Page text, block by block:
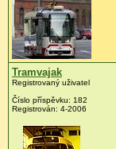
Tramvajak
Registrovaný uživatel
Číslo příspěvku: 182
Registrován: 4-2006